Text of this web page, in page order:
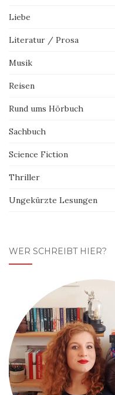
Liebe
Literatur / Prosa
Musik
Reisen
Rund ums Hörbuch
Sachbuch
Science Fiction
Thriller
Ungekürzte Lesungen
WER SCHREIBT HIER?